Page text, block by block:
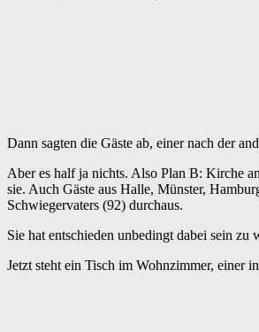
Dann sagten die Gäste ab, einer nach der
Aber es half ja nichts. Also Plan B: Kirche
sie. Auch Gäste aus Halle, Münster,
Schwiegervaters (92) durchaus.
Sie hat entschieden unbedingt dabei sein
Jetzt steht ein Tisch im Wohnzimmer, einer